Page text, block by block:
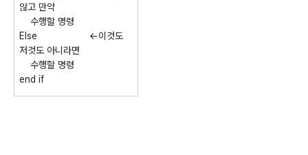
않고 만약
수행할 명령
Else <-이것도
저것도 아니라면
수행할 명령
end if